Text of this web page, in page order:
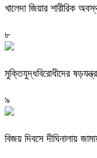
খালেদা জিয়ার শারীরিক
৮
মুক্তিযুদ্ধবিরোধীদের
৯
বিজয় দিবসে দীঘিনালায়